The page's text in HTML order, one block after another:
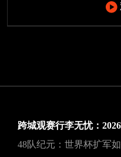
48队纪元：世界杯扩军